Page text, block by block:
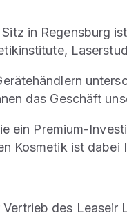
in Regensburg
das Geschäft
ein Premium-
Kosmetik ist
des